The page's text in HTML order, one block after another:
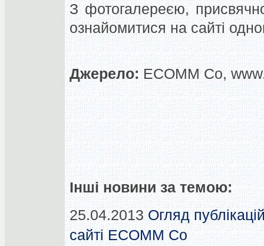
З фотогалереєю,
ознайомитися на сайті
Джерело: ECOMM Co,
Інші новини за темою:
25.04.2013 Огляд
сайті ECOMM Co